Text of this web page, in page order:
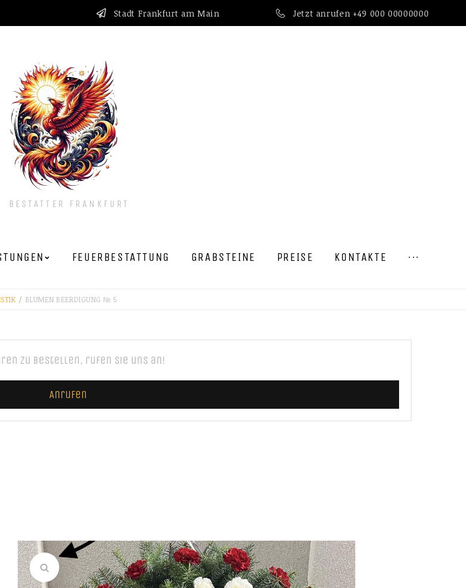
Stadt Frankfurt am Main Jetzt anrufen +49 000 00000000
BESTATTER FRANKFURT
FEUERBESTATTUNG GRABSTEINE PREISE KONTAKTE ···
/ BLUMEN BEERDIGUNG № 5
zu bestellen, rufen Sie uns an!
Anrufen